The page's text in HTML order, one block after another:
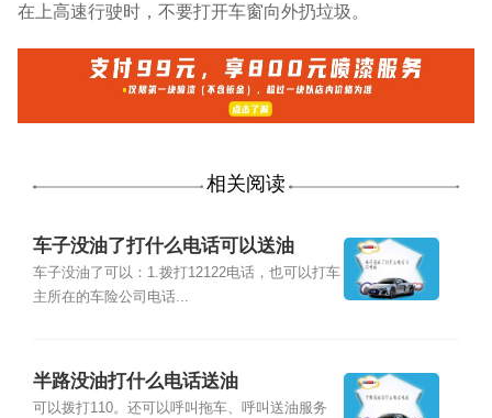
在上高速行驶时，不要打开车窗向外扔垃圾。
相关阅读
车子没油了打什么电话可以送油
车子没油了可以：1.拨打12122电话，也可以打车
主所在的车险公司电话...
半路没油打什么电话送油
可以拨打110。还可以呼叫拖车、呼叫送油服务